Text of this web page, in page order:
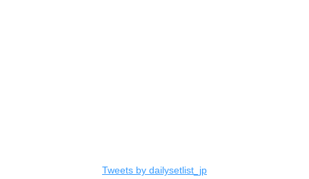
Tweets by dailysetlist_jp